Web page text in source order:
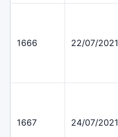
1666 22/07/2021
1667 24/07/2021